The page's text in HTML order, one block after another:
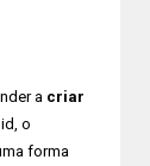
a criar
o
forma